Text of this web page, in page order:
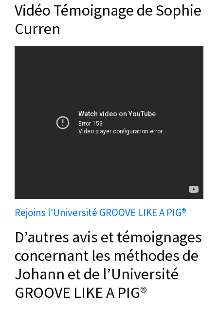
Vidéo Témoignage de Sophie
Curren
Rejoins l’Université GROOVE LIKE A PIG®
D’autres avis et témoignages
concernant les méthodes de
Johann et de l’Université
GROOVE LIKE A PIG®